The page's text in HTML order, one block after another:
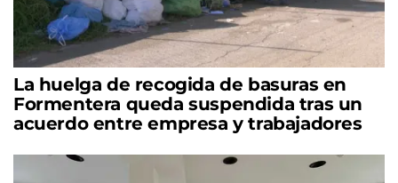
La huelga de recogida de basuras en
Formentera queda suspendida tras un
acuerdo entre empresa y trabajadores